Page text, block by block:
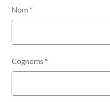
Nom *
Cognoms *